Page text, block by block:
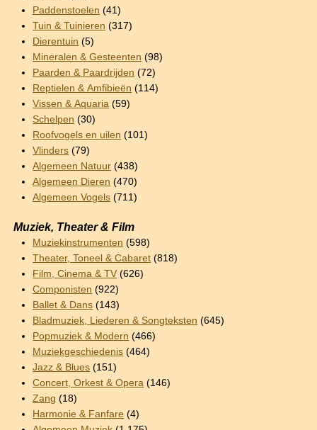
Paddenstoelen (41)
Tuin & Tuinieren (317)
Dierentuin (5)
Mineralen & Gesteenten (98)
Paarden & Paardrijden (72)
Reptielen & Amfibieën (114)
Vissen & Aquaria (59)
Schelpen (30)
Roofvogels en uilen (101)
Vlinders (79)
Algemeen Natuur (438)
Algemeen Dieren (470)
Algemeen Vogels (711)
Muziek, Theater & Film
Muziekinstrumenten (598)
Theater, Toneel & Cabaret (818)
Film, Cinema & TV (626)
Componisten (922)
Ballet & Dans (143)
Bladmuziek, Liederen & Songteksten (645)
Popmuziek & Modern (466)
Muziekgeschiedenis (464)
Jazz & Blues (151)
Concert, Orkest & Opera (146)
Zang (18)
Harmonie & Fanfare (4)